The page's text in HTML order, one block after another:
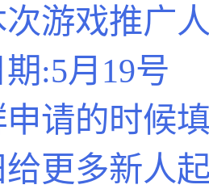
次游戏推广
:5月19号
申请的时候
更多新人